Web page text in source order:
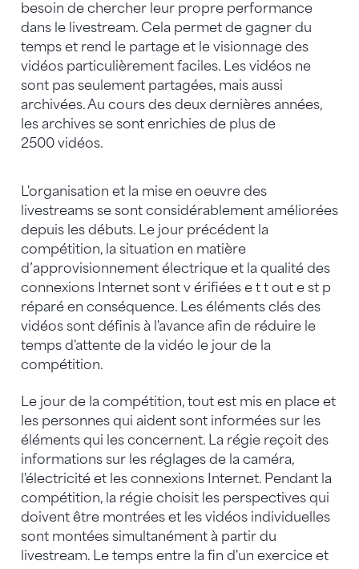
besoin de chercher leur propre performance
dans le livestream. Cela permet de gagner du
temps et rend le partage et le visionnage des
vidéos particulièrement faciles. Les vidéos ne
sont pas seulement partagées, mais aussi
archivées. Au cours des deux dernières années,
les archives se sont enrichies de plus de
2500 vidéos.
L'organisation et la mise en oeuvre des
livestreams se sont considérablement améliorées
depuis les débuts. Le jour précédent la
compétition, la situation en matière
d’approvisionnement électrique et la qualité des
connexions Internet sont v érifiées e t t out e st p
réparé en conséquence. Les éléments clés des
vidéos sont définis à l'avance afin de réduire le
temps d'attente de la vidéo le jour de la
compétition.
Le jour de la compétition, tout est mis en place et
les personnes qui aident sont informées sur les
éléments qui les concernent. La régie reçoit des
informations sur les réglages de la caméra,
l'électricité et les connexions Internet. Pendant la
compétition, la régie choisit les perspectives qui
doivent être montrées et les vidéos individuelles
sont montées simultanément à partir du
livestream. Le temps entre la fin d'un exercice et